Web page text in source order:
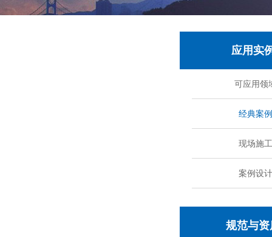
应用实
可应用领
经典案例
现场施工
案例设计
规范与资